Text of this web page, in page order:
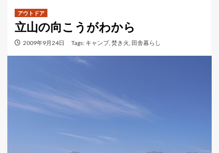
アウトドア
立山の向こうがわから
2009年9月24日 Tags: キャンプ, 焚き火, 田舎暮らし